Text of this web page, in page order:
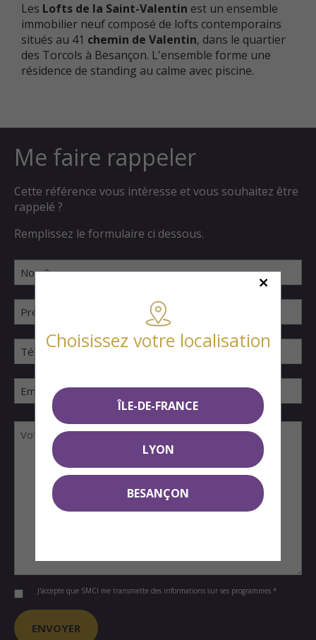
Les Lofts de la Saint-Valentin est un ensemble
immobilier neuf composé de lofts contemporains
situés au 41 chemin de Valentin, dans le quartier
des Torcols à Besançon. L'ensemble forme une
résidence de standing au calme avec piscine.
Me faire rappeler
Cette référence vous intèresse et vous souhaitez être
rappelé ?
Remplissez le formulaire ci dessous.
J'accepte que SMCI me transmette des informations sur ses programmes *
Choisissez votre localisation
ÎLE-DE-FRANCE
LYON
BESANÇON